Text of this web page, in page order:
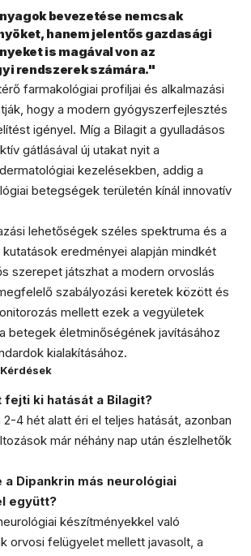
bevezetése nemcsak
hanem jelentős gazdasági
is magával von az
rendszerek számára."
farmakológiai profiljai és alkalmazási
hogy a modern gyógyszerfejlesztés
igényel. Míg a Bilagit a gyulladásos
gátlásával új utakat nyit a
kezelésekben, addig a
betegségek területén kínál innovatív
lehetőségek széles spektruma és a
eredményei alapján mindkét
szerepet játszhat a modern orvoslás
szabályozási keretek között és
mellett ezek a vegyületek
betegek életminőségének javításához
kialakításához.
fejti ki hatását a Bilagit?
2-4 hét alatt éri el teljes hatását, azonban
már néhány nap után észlelhetők
Dipankrin más neurológiai
együtt?
készítményekkel való
orvosi felügyelet mellett javasolt, a